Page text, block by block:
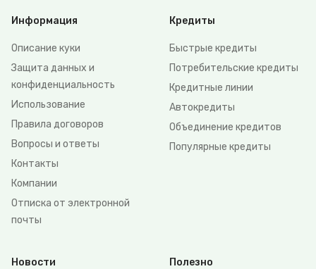
Информация
Описание куки
Защита данных и
конфиденциальность
Использование
Правила договоров
Вопросы и ответы
Контакты
Компании
Отписка от электронной
почты
Кредиты
Быстрые кредиты
Потребительские кредиты
Кредитные линии
Автокредиты
Объединение кредитов
Популярные кредиты
Новости Полезно